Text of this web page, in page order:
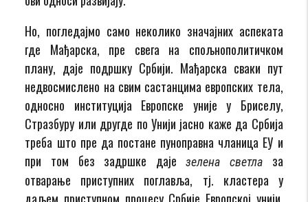
Но, погледајмо само неколико значајних аспеката
где Мађарска, пре свега на спољнополитичком
плану, даје подршку Србији. Мађарска сваки пут
недвосмислено на свим састанцима европских тела,
односно институција Европске уније у Бриселу,
Стразбуру или другде по Унији јасно каже да Србија
треба што пре да постане пуноправна чланица ЕУ и
при том без задршке дајезелена светла
за
отварање приступних поглавља, тј. кластера у
даљем приступном процесу Србије Европској унији.